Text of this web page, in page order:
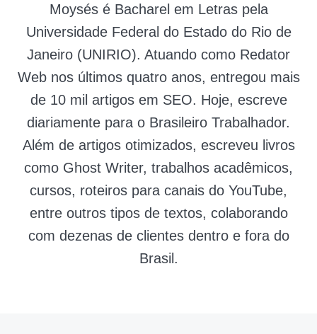
Moysés é Bacharel em Letras pela
Universidade Federal do Estado do Rio de
Janeiro (UNIRIO). Atuando como Redator
Web nos últimos quatro anos, entregou mais
de 10 mil artigos em SEO. Hoje, escreve
diariamente para o Brasileiro Trabalhador.
Além de artigos otimizados, escreveu livros
como Ghost Writer, trabalhos acadêmicos,
cursos, roteiros para canais do YouTube,
entre outros tipos de textos, colaborando
com dezenas de clientes dentro e fora do
Brasil.